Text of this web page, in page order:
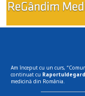
Am început cu un curs,
continuat cu
medicină din România.